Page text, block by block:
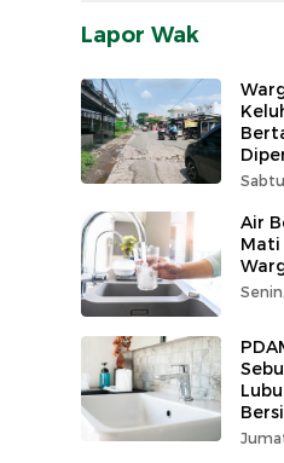
Lapor Wak
Air
Mati